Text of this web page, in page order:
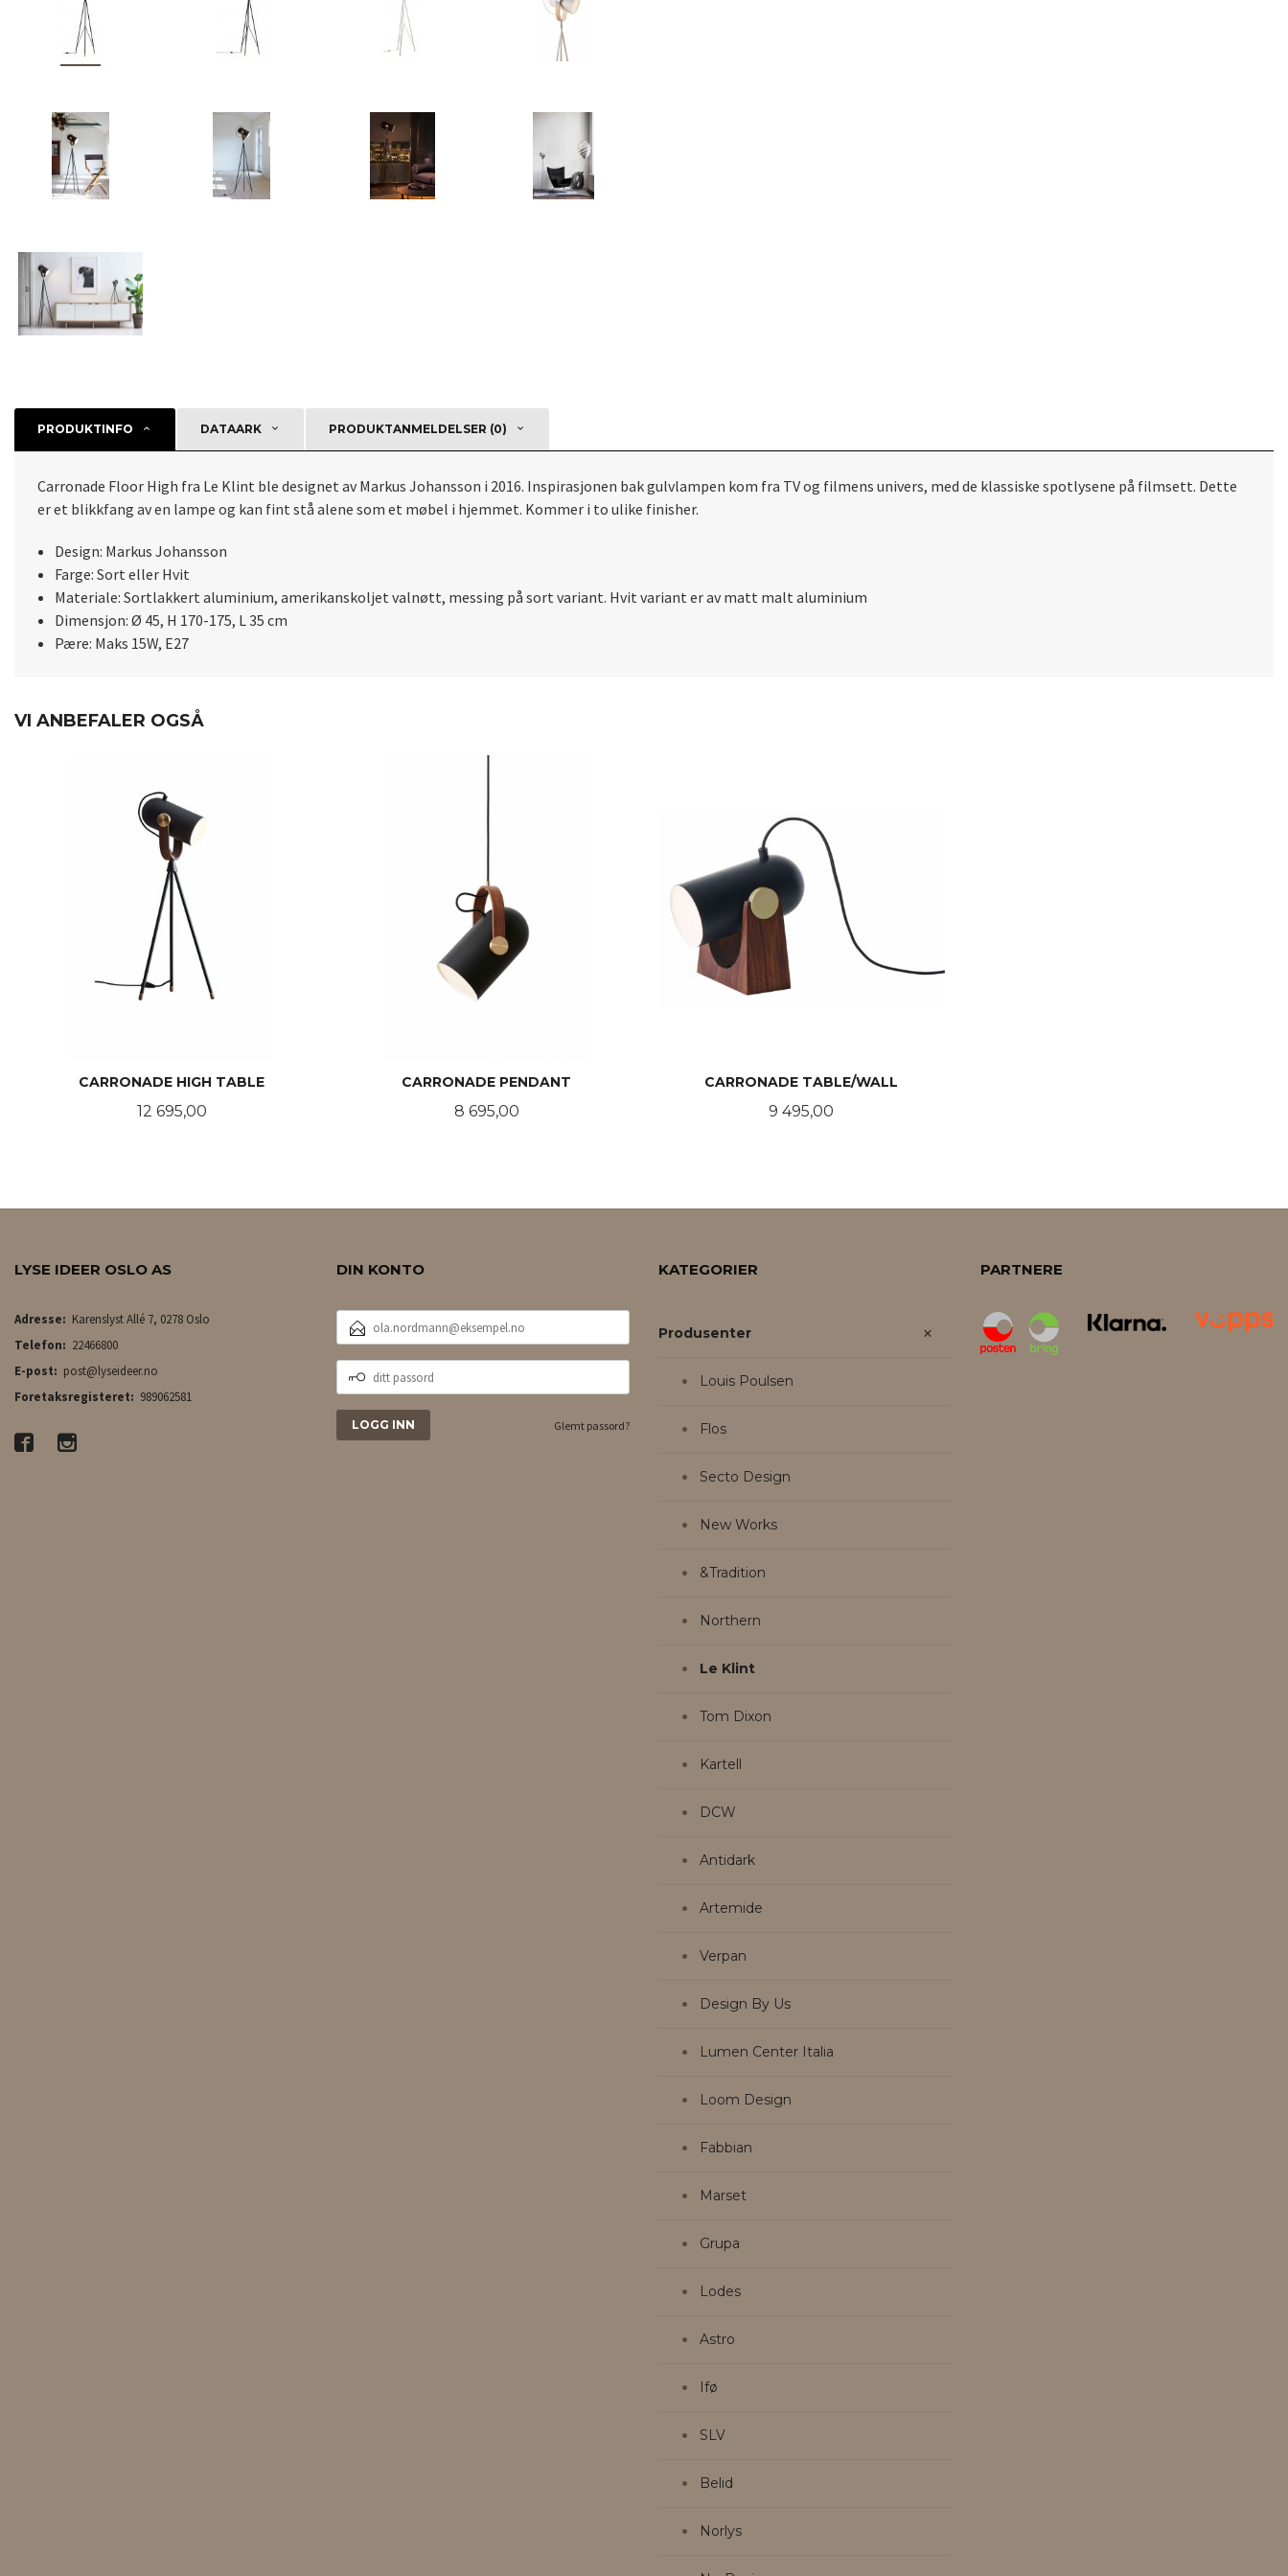
PRODUKTINFO DATAARK PRODUKTANMELDELSER (0)
Carronade Floor High fra Le Klint ble designet av Markus Johansson i 2016. Inspirasjonen bak gulvlampen kom fra TV og filmens univers, med de klassiske spotlysene på filmsett. Dette
er et blikkfang av en lampe og kan fint stå alene som et møbel i hjemmet. Kommer i to ulike finisher.
Design: Markus Johansson
Farge: Sort eller Hvit
Materiale: Sortlakkert aluminium, amerikanskoljet valnøtt, messing på sort variant. Hvit variant er av matt malt aluminium
Dimensjon: Ø 45, H 170-175, L 35 cm
Pære: Maks 15W, E27
VI ANBEFALER OGSÅ
CARRONADE HIGH TABLE
Pris
12 695,00
CARRONADE PENDANT
Pris
8 695,00
CARRONADE TABLE/WALL
Pris
9 495,00
LYSE IDEER OSLO AS
Adresse: Karenslyst Allé 7, 0278 Oslo
Telefon: 22466800
E-post: post@lyseideer.no
Foretaksregisteret: 989062581
DIN KONTO
POSTADRESSE
PASSORD
Glemt passord?
KATEGORIER
Produsenter
Louis Poulsen
Flos
Secto Design
New Works
&Tradition
Northern
Le Klint
Tom Dixon
Kartell
DCW
Antidark
Artemide
Verpan
Design By Us
Lumen Center Italia
Loom Design
Fabbian
Marset
Grupa
Lodes
Astro
Ifø
SLV
Belid
Norlys
PARTNERE